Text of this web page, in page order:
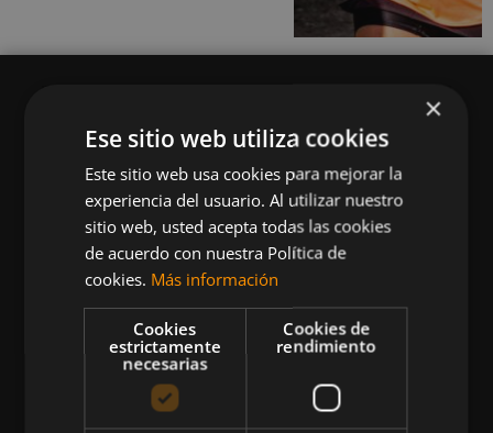
Queremos mantenerte al día en temas de
deportes, fitness, nutrición, salud, recetas
saludables y tecnología aplicada al deporte y la
vida sana.
CATEGORÍAS
×
Ese sitio web utiliza cookies
Este sitio web usa cookies para mejorar la
experiencia del usuario. Al utilizar nuestro
sitio web, usted acepta todas las cookies
de acuerdo con nuestra Política de
cookies. Más información
Cookies
estrictamente
necesarias
Cookies de
rendimiento